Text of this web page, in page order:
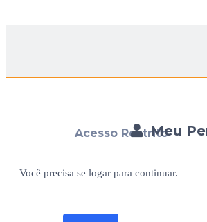
Meu
Acesso Restrito
Você precisa se logar para continuar.